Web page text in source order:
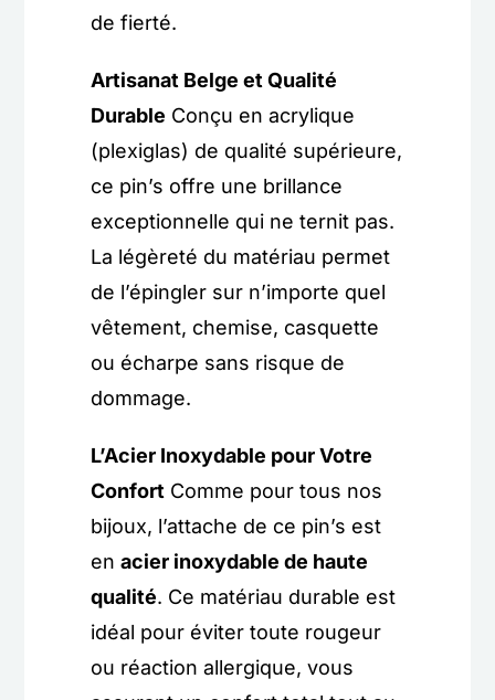
de fierté.
Artisanat Belge et Qualité
Durable Conçu en acrylique
(plexiglas) de qualité supérieure,
ce pin’s offre une brillance
exceptionnelle qui ne ternit pas.
La légèreté du matériau permet
de l’épingler sur n’importe quel
vêtement, chemise, casquette
ou écharpe sans risque de
dommage.
L’Acier Inoxydable pour Votre
Confort Comme pour tous nos
bijoux, l’attache de ce pin’s est
enacier inoxydable de haute
qualité. Ce matériau durable est
idéal pour éviter toute rougeur
ou réaction allergique, vous